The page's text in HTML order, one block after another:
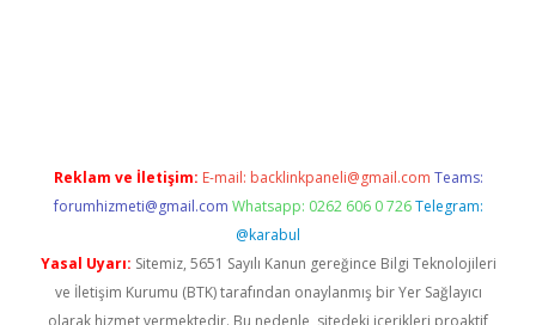
Reklam ve İletişim: E-mail: backlinkpaneli@gmail.com Teams:
forumhizmeti@gmail.com Whatsapp: 0262 606 0 726 Telegram:
@karabul
Yasal Uyarı: Sitemiz, 5651 Sayılı Kanun gereğince Bilgi Teknolojileri
ve İletişim Kurumu (BTK) tarafından onaylanmış bir Yer Sağlayıcı
olarak hizmet vermektedir. Bu nedenle, sitedeki içerikleri proaktif